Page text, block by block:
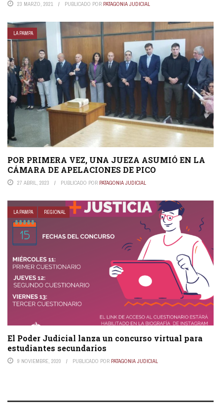
23 MARZO, 2021 PUBLICADO POR PATAGONIA JUDICIAL
LA PAMPA
POR PRIMERA VEZ, UNA JUEZA ASUMIÓ EN LA
CÁMARA DE APELACIONES DE PICO
27 ABRIL, 2023 PUBLICADO POR PATAGONIA JUDICIAL
LA PAMPA REGIONAL
El Poder Judicial lanza un concurso virtual para
estudiantes secundarios
9 NOVIEMBRE, 2020 PUBLICADO POR PATAGONIA JUDICIAL